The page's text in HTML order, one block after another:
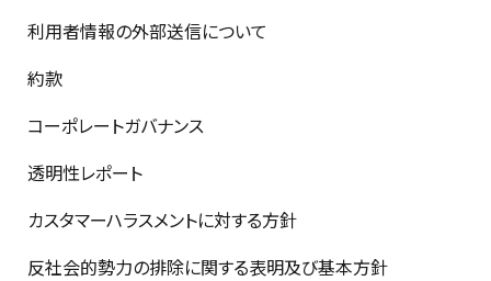
利用者情報の外部送信について
約款
コーポレートガバナンス
透明性レポート
カスタマーハラスメントに対する方針
反社会的勢力の排除に関する表明及び基本方針